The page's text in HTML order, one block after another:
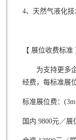
4、天然气液化
【 展位收费标准
为支持更多
经费，每标准展
标准展位费： (3m
国内 9800元／展